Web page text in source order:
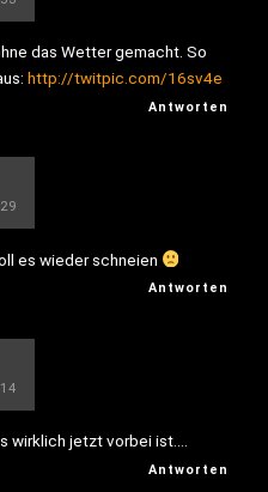
das Wetter gemacht. So
http://twitpic.com/16sv4e
Antworten
es wieder schneien
Antworten
wirklich jetzt vorbei ist….
Antworten